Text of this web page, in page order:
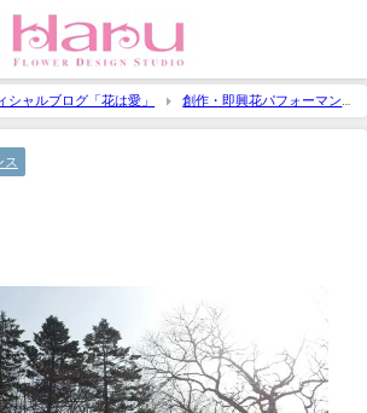
シャルブログ「花は愛」
創作・即興花パフォーマン
ス